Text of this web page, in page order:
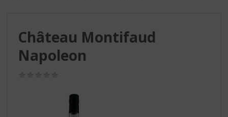
Château Montifaud
Napoleon